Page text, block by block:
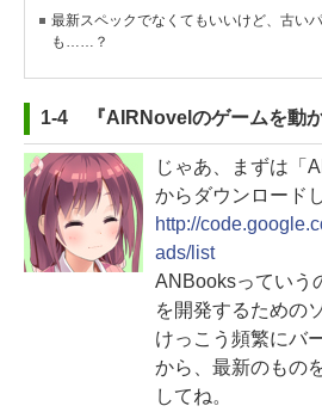
最新スペックでなくてもいいけど、古い
も……？
1-4 『AIRNovelのゲームを動か
じゃあ、まずは「
からダウンロード
http://
ads/list
ANBooksっていう
を開発するための
けっこう頻繁にバ
から、最新のもの
してね。